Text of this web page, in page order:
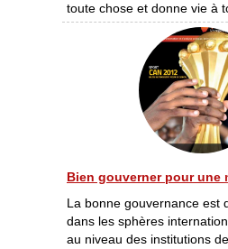
toute chose et donne vie à
Bien gouverner pour une
La bonne gouvernance est
dans les sphères
au niveau des institutions